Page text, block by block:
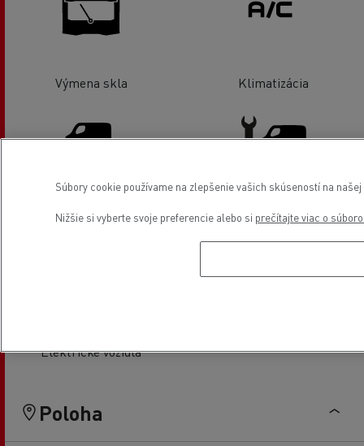
Výmena skla Klimatizácia
vozidiel
úžitkových vozidiel
Elektrické vozidlá
Poloha
Súbory cookie používame na zlepšenie vašich skúseností na
Nižšie si vyberte svoje preferencie alebo si prečítajte viac o